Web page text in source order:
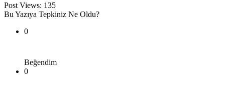
Post Views: 135
Bu Yazıya Tepkiniz Ne Oldu?
0
Beğendim
0